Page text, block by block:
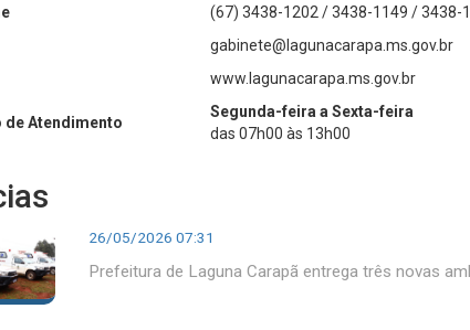
(67) 3438-1202 / 3438-1149 / 3438-
gabinete@lagunacarapa.ms.gov.br
www.lagunacarapa.ms.gov.br
de Atendimento
Segunda-feira a Sexta-feira
das 07h00 às 13h00
26/05/2026 07:31
Prefeitura de Laguna Carapã entrega três novas